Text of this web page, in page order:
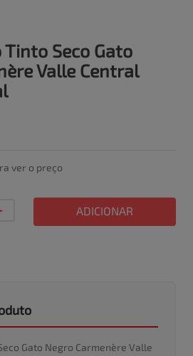
Seco Gato
Valle Central
ver o preço
ADICIONAR
Gato Negro Carmenère Valle